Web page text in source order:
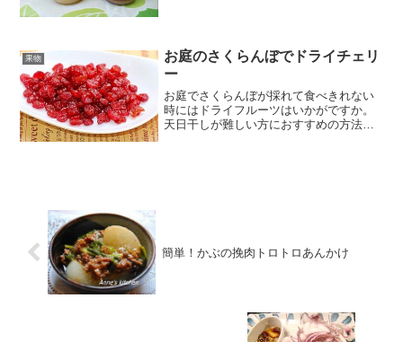
果物
お庭のさくらんぼでドライチェリ
ー
お庭でさくらんぼが採れて食べきれない
時にはドライフルーツはいかがですか。
天日干しが難しい方におすすめの方法で
簡単！かぶの挽肉トロトロあんかけ